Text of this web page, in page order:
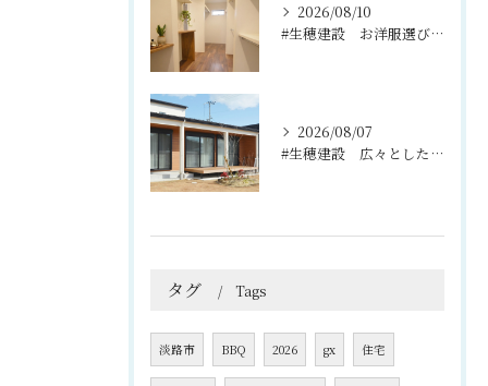
2026/08/10
#生穂建設 お洋服選びが楽しくなる、充実のウォークインクロー...
2026/08/07
#生穂建設 広々としたウッドデッキは、室内と庭を繋ぐ心地よい...
タグ Tags
淡路市 BBQ 2026 gx 住宅